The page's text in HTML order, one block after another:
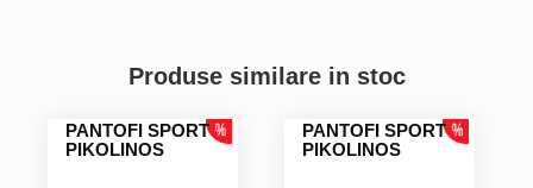
Produse similare in stoc
PANTOFI SPORT
PIKOLINOS
PANTOFI SPORT
PIKOLINOS